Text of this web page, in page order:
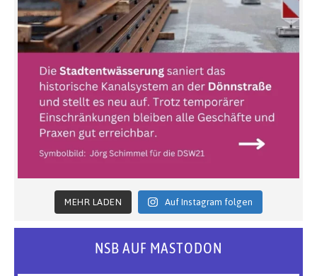
MEHR LADEN Auf Instagram folgen
NSB AUF MASTODON